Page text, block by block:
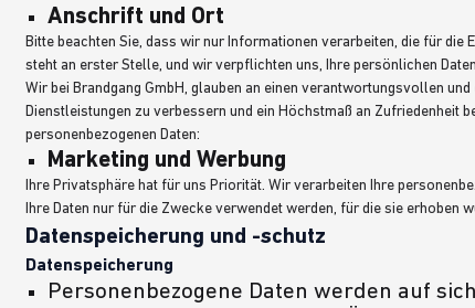
Anschrift und Ort
Bitte beachten Sie, dass wir nur Informationen verarbeiten, die für
steht an erster Stelle, und wir verpflichten uns, Ihre persönlichen
Wir bei Brandgang GmbH, glauben an einen verantwortungsvollen
Dienstleistungen zu verbessern und ein Höchstmaß an Zufriedenheit
personenbezogenen Daten:
Marketing und Werbung
Ihre Privatsphäre hat für uns Priorität. Wir verarbeiten Ihre
Ihre Daten nur für die Zwecke verwendet werden, für die sie erhoben
Datenspeicherung und -schutz
Datenspeicherung
Personenbezogene Daten werden auf